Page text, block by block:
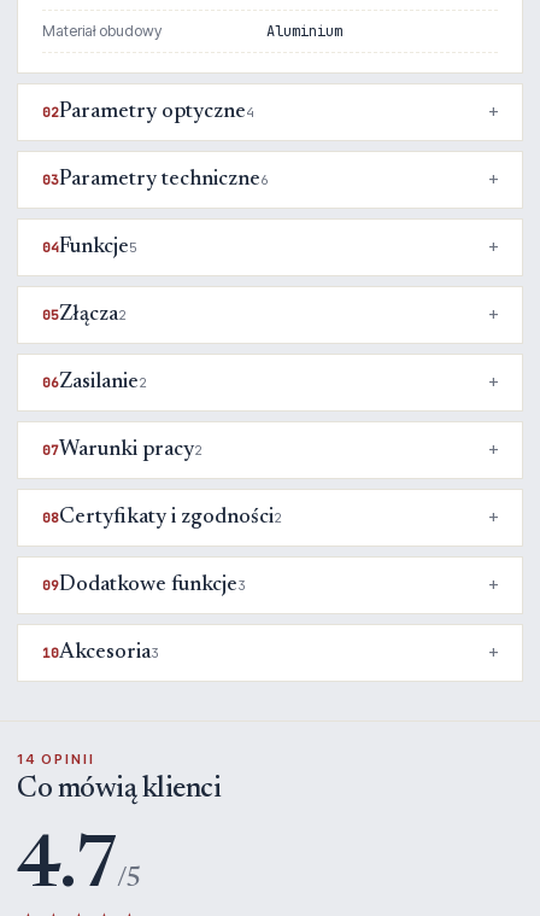
Materiał obudowy Aluminium
02Parametry optyczne4
03Parametry techniczne6
04Funkcje5
05Złącza2
06Zasilanie2
07Warunki pracy2
08Certyfikaty i zgodności2
09Dodatkowe funkcje3
10Akcesoria3
14 OPINII
Co mówią klienci
4.7/5